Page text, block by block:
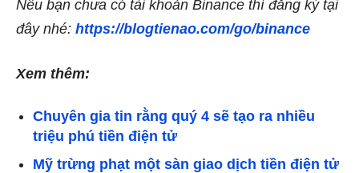
Nếu bạn chưa có tài khoản Binance thì đăng ký tại
đây nhé: https://blogtienao.com/go/binance
Xem thêm:
Chuyên gia tin rằng quý 4 sẽ tạo ra nhiều
triệu phú tiền điện tử
Mỹ trừng phạt một sàn giao dịch tiền điện tử